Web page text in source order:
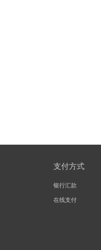
支付方式
银行汇款
在线支付